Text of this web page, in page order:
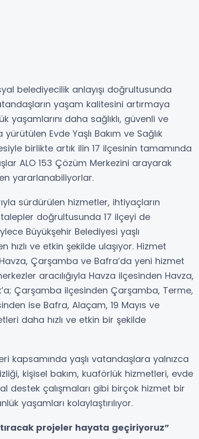
belediyecilik anlayışı doğrultusunda
yaşam kalitesini artırmaya
yaşamlarını daha sağlıklı, güvenli ve
Evde Yaşlı Bakım ve Sağlık
birlikte artık ilin 17 ilçesinin tamamında
ALO 153 Çözüm Merkezini arayarak
yararlanabiliyorlar.
sürdürülen hizmetler, ihtiyaçların
doğrultusunda 17 ilçeyi de
Büyükşehir Belediyesi yaşlı
ve etkin şekilde ulaşıyor. Hizmet
Çarşamba ve Bafra’da yeni hizmet
aracılığıyla Havza ilçesinden Havza,
Çarşamba ilçesinden Çarşamba, Terme,
ise Bafra, Alaçam, 19 Mayıs ve
daha hızlı ve etkin bir şekilde
kapsamında yaşlı vatandaşlara yalnızca
kişisel bakım, kuaförlük hizmetleri, evde
destek çalışmaları gibi birçok hizmet bir
yaşamları kolaylaştırılıyor.
projeler hayata geçiriyoruz”